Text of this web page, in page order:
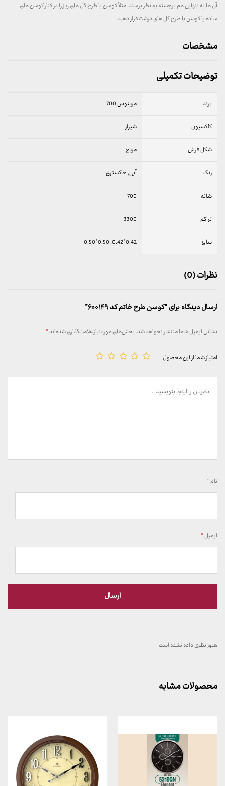
آن ها به تنهایی هم برجسته به نظر برسند. مثلاً کوسن با طرح گل های ریز را در کنار کوسن های
ساده یا کوسن با طرح گل های درشت قرار دهید.
مشخصات
توضیحات تکمیلی
برند مرینوس 700
کلکسیون شیراز
شکل فرش مربع
رنگ آبی, خاکستری
شانه 700
تراکم 3300
سایز 0.42*0.42, 0.50*0.50
نظرات (0)
ارسال دیدگاه برای “کوسن طرح خاتم کد ۶۰۰۱۴۹”
نشانی ایمیل شما منتشر نخواهد شد.بخش‌های موردنیاز علامت‌گذاری شده‌اند*
امتیاز شما از این محصول
نام*
ایمیل*
هنوز نظری داده نشده است
محصولات مشابه